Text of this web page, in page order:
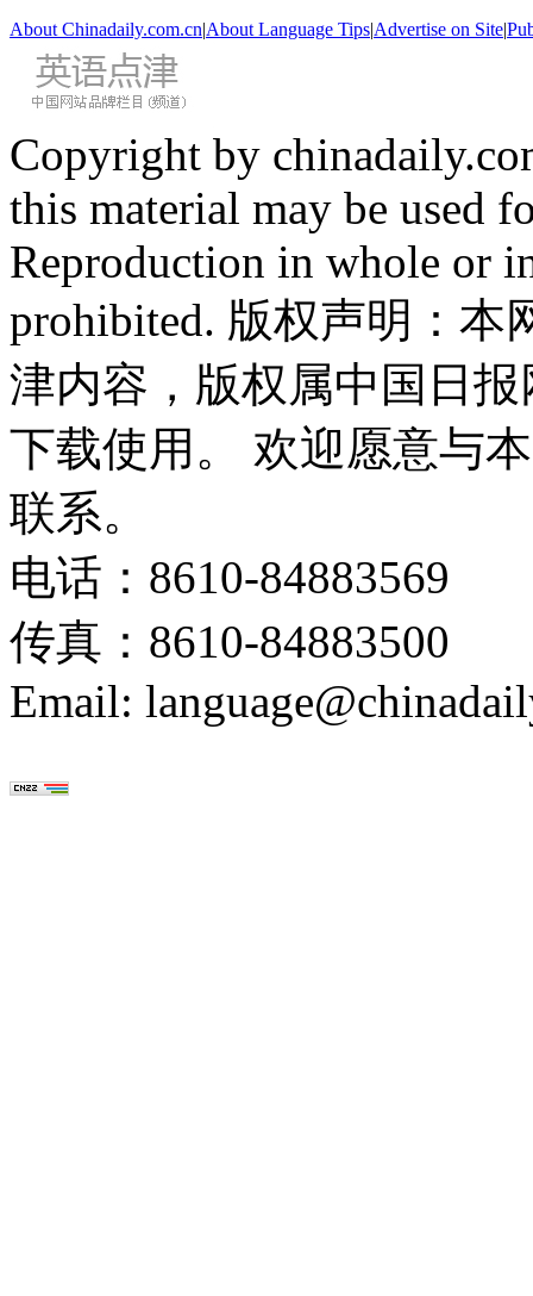
About Chinadaily.com.cn|About Language Tips|Advertise on Site|
Copyright by
this material may be used
Reproduction in whole or
prohibited. 版权声明：
津内容，版权属中国日
下载使用。 欢迎愿意与
联系。
电话：8610-84883569
传真：8610-84883500
Email: